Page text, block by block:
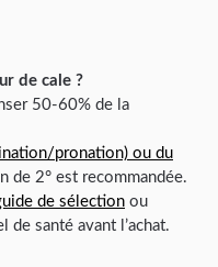
de cale ?
50-60% de la
pronation) ou du
de 2° est recommandée.
de sélection ou
de santé avant l’achat.